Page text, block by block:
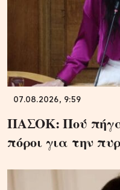
07.08.2026, 9:59
ΠΑΣΟΚ: Πού
πόροι για την